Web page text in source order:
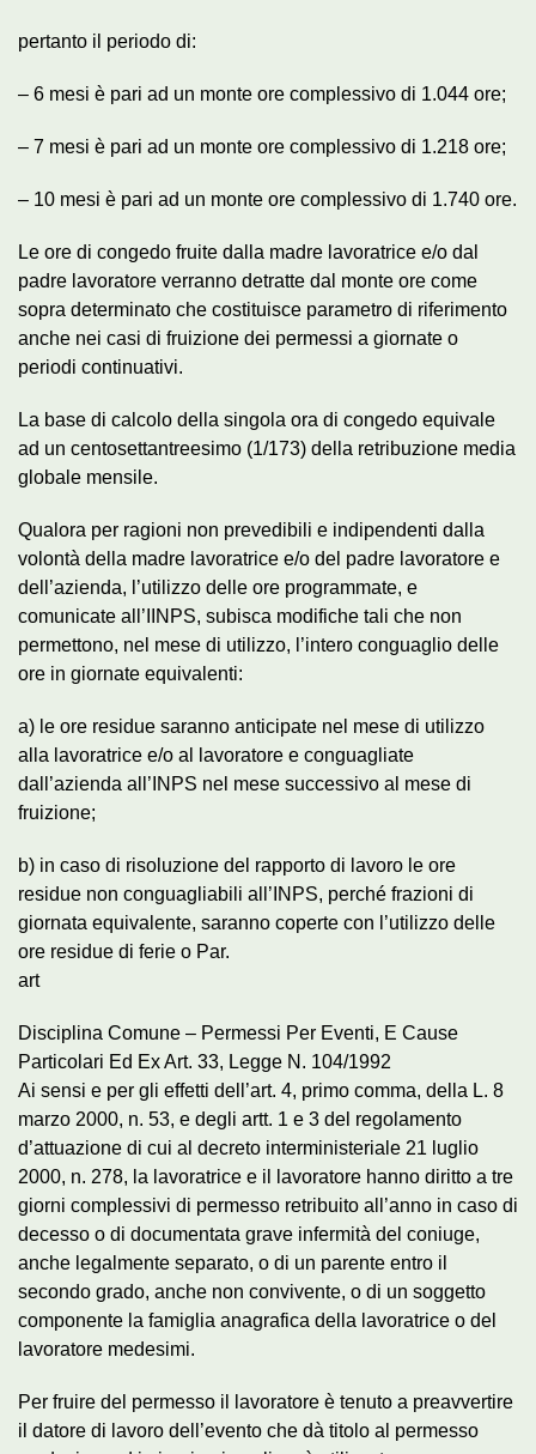
pertanto il periodo di:
– 6 mesi è pari ad un monte ore complessivo di 1.044 ore;
– 7 mesi è pari ad un monte ore complessivo di 1.218 ore;
– 10 mesi è pari ad un monte ore complessivo di 1.740 ore.
Le ore di congedo fruite dalla madre lavoratrice e/o dal
padre lavoratore verranno detratte dal monte ore come
sopra determinato che costituisce parametro di riferimento
anche nei casi di fruizione dei permessi a giornate o
periodi continuativi.
La base di calcolo della singola ora di congedo equivale
ad un centosettantreesimo (1/173) della retribuzione media
globale mensile.
Qualora per ragioni non prevedibili e indipendenti dalla
volontà della madre lavoratrice e/o del padre lavoratore e
dell’azienda, l’utilizzo delle ore programmate, e
comunicate all’IINPS, subisca modifiche tali che non
permettono, nel mese di utilizzo, l’intero conguaglio delle
ore in giornate equivalenti:
a) le ore residue saranno anticipate nel mese di utilizzo
alla lavoratrice e/o al lavoratore e conguagliate
dall’azienda all’INPS nel mese successivo al mese di
fruizione;
b) in caso di risoluzione del rapporto di lavoro le ore
residue non conguagliabili all’INPS, perché frazioni di
giornata equivalente, saranno coperte con l’utilizzo delle
ore residue di ferie o Par.
art
Disciplina Comune – Permessi Per Eventi, E Cause
Particolari Ed Ex Art. 33, Legge N. 104/1992
Ai sensi e per gli effetti dell’art. 4, primo comma, della L. 8
marzo 2000, n. 53, e degli artt. 1 e 3 del regolamento
d’attuazione di cui al decreto interministeriale 21 luglio
2000, n. 278, la lavoratrice e il lavoratore hanno diritto a tre
giorni complessivi di permesso retribuito all’anno in caso di
decesso o di documentata grave infermità del coniuge,
anche legalmente separato, o di un parente entro il
secondo grado, anche non convivente, o di un soggetto
componente la famiglia anagrafica della lavoratrice o del
lavoratore medesimi.
Per fruire del permesso il lavoratore è tenuto a preavvertire
il datore di lavoro dell’evento che dà titolo al permesso